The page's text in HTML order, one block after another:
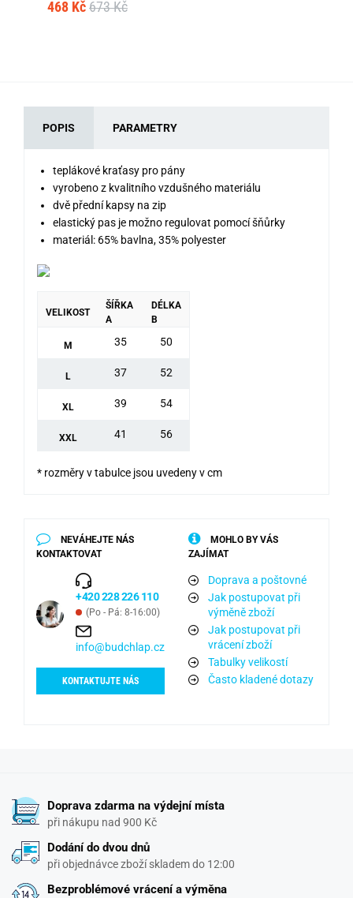
468 Kč 673 Kč
POPIS PARAMETRY
teplákové kraťasy pro pány
vyrobeno z kvalitního vzdušného materiálu
dvě přední kapsy na zip
elastický pas je možno regulovat pomocí šňůrky
materiál: 65% bavlna, 35% polyester
VELIKOST
ŠÍŘKA
A
DÉLKA
B
M 35 50
L 37 52
XL 39 54
XXL 41 56
* rozměry v tabulce jsou uvedeny v cm
NEVÁHEJTE NÁS
KONTAKTOVAT
+420 228 226 110
(Po - Pá: 8-16:00)
info@budchlap.cz
KONTAKTUJTE NÁS
MOHLO BY VÁS
ZAJÍMAT
Doprava a poštovné
Jak postupovat při
výměně zboží
Jak postupovat při
vrácení zboží
Tabulky velikostí
Často kladené dotazy
Doprava zdarma na výdejní místa
při nákupu nad 900 Kč
Dodání do dvou dnů
při objednávce zboží skladem do 12:00
Bezproblémové vrácení a výměna